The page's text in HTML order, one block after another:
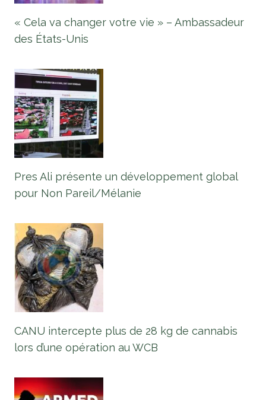
« Cela va changer votre vie » – Ambassadeur
des États-Unis
Pres Ali présente un développement global
pour Non Pareil/Mélanie
CANU intercepte plus de 28 kg de cannabis
lors d’une opération au WCB